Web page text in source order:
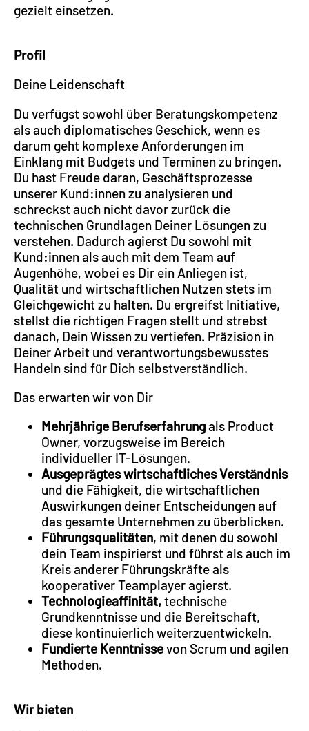
gezielt einsetzen.
Profil
Deine Leidenschaft
Du verfügst sowohl über Beratungskompetenz
als auch diplomatisches Geschick, wenn es
darum geht komplexe Anforderungen im
Einklang mit Budgets und Terminen zu bringen.
Du hast Freude daran, Geschäftsprozesse
unserer Kund:innen zu analysieren und
schreckst auch nicht davor zurück die
technischen Grundlagen Deiner Lösungen zu
verstehen. Dadurch agierst Du sowohl mit
Kund:innen als auch mit dem Team auf
Augenhöhe, wobei es Dir ein Anliegen ist,
Qualität und wirtschaftlichen Nutzen stets im
Gleichgewicht zu halten. Du ergreifst Initiative,
stellst die richtigen Fragen stellt und strebst
danach, Dein Wissen zu vertiefen. Präzision in
Deiner Arbeit und verantwortungsbewusstes
Handeln sind für Dich selbstverständlich.
Das erwarten wir von Dir
Mehrjährige Berufserfahrungals Product
Owner, vorzugsweise im Bereich
individueller IT-Lösungen.
Ausgeprägtes wirtschaftliches Verständnis
und die Fähigkeit, die wirtschaftlichen
Auswirkungen deiner Entscheidungen auf
das gesamte Unternehmen zu überblicken.
Führungsqualitäten, mit denen du sowohl
dein Team inspirierst und führst als auch im
Kreis anderer Führungskräfte als
kooperativer Teamplayer agierst.
Technologieaffinität,technische
Grundkenntnisse und die Bereitschaft,
diese kontinuierlich weiterzuentwickeln.
Fundierte Kenntnissevon Scrum und agilen
Methoden.
Wir bieten